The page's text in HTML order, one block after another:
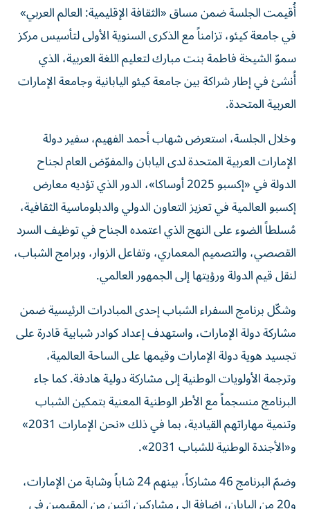
أُقيمت الجلسة ضمن مساق «الثقافة الإقليمية: العالم العربي»
في جامعة كيئو، تزامناً مع الذكرى السنوية الأولى لتأسيس مركز
سموّ الشيخة فاطمة بنت مبارك لتعليم اللغة العربية، الذي
أُنشئ في إطار شراكة بين جامعة كيئو اليابانية وجامعة الإمارات
العربية المتحدة.
وخلال الجلسة، استعرض شهاب أحمد الفهيم، سفير دولة
الإمارات العربية المتحدة لدى اليابان والمفوّض العام لجناح
الدولة في «إكسبو 2025 أوساكا»، الدور الذي تؤديه معارض
إكسبو العالمية في تعزيز التعاون الدولي والدبلوماسية الثقافية،
مُسلطاً الضوء على النهج الذي اعتمده الجناح في توظيف السرد
القصصي، والتصميم المعماري، وتفاعل الزوار، وبرامج الشباب،
لنقل قيم الدولة ورؤيتها إلى الجمهور العالمي.
وشكّل برنامج السفراء الشباب إحدى المبادرات الرئيسية ضمن
مشاركة دولة الإمارات، واستهدف إعداد كوادر شبابية قادرة على
تجسيد هوية دولة الإمارات وقيمها على الساحة العالمية،
وترجمة الأولويات الوطنية إلى مشاركة دولية هادفة. كما جاء
البرنامج منسجماً مع الأطر الوطنية المعنية بتمكين الشباب
وتنمية مهاراتهم القيادية، بما في ذلك «نحن الإمارات 2031»
و«الأجندة الوطنية للشباب 2031».
وضمّ البرنامج 46 مشاركاً، بينهم 24 شاباً وشابة من الإمارات،